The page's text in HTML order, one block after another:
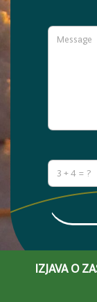
IZJAVA O